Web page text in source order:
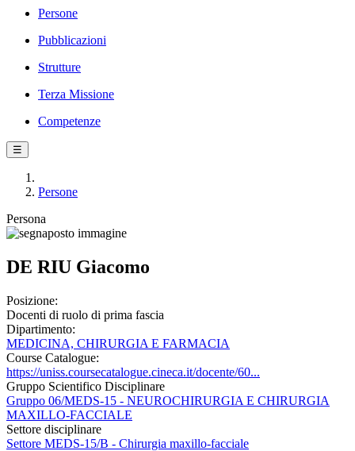
Persone
Pubblicazioni
Strutture
Terza Missione
Competenze
☰
Persone
Persona
DE RIU Giacomo
Posizione:
Docenti di ruolo di prima fascia
Dipartimento:
MEDICINA, CHIRURGIA E FARMACIA
Course Catalogue:
https://uniss.coursecatalogue.cineca.it/docente/60...
Gruppo Scientifico Disciplinare
Gruppo 06/MEDS-15 - NEUROCHIRURGIA E CHIRURGIA
MAXILLO-FACCIALE
Settore disciplinare
Settore MEDS-15/B - Chirurgia maxillo-facciale